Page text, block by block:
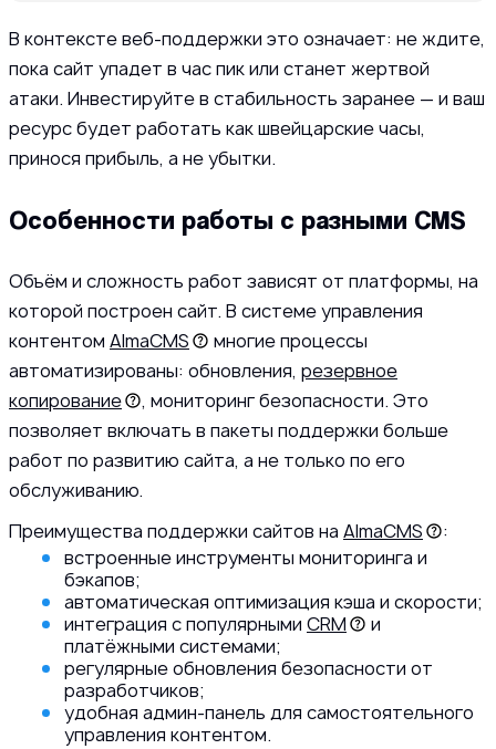
В контексте веб-поддержки это означает: не ждите,
пока сайт упадет в час пик или станет жертвой
атаки. Инвестируйте в стабильность заранее — и ваш
ресурс будет работать как швейцарские часы,
принося прибыль, а не убытки.
Особенности работы с разными CMS
Объём и сложность работ зависят от платформы, на
которой построен сайт. В системе управления
контентом AlmaCMS
многие процессы
автоматизированы: обновления, резервное
копирование
, мониторинг безопасности. Это
позволяет включать в пакеты поддержки больше
работ по развитию сайта, а не только по его
обслуживанию.
Преимущества поддержки сайтов на AlmaCMS
:
встроенные инструменты мониторинга и
бэкапов;
автоматическая оптимизация кэша и скорости;
интеграция с популярными CRM
и
платёжными системами;
регулярные обновления безопасности от
разработчиков;
удобная админ-панель для самостоятельного
управления контентом.